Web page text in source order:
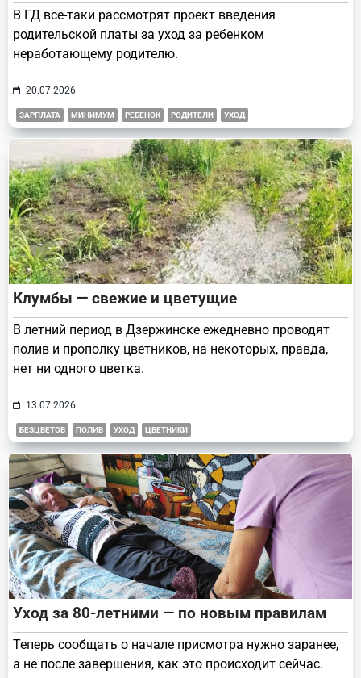
В ГД все-таки рассмотрят проект введения
родительской платы за уход за ребенком
неработающему родителю.
20.07.2026
ЗАРПЛАТА МИНИМУМ РЕБЕНОК РОДИТЕЛИ УХОД
Клумбы — свежие и цветущие
В летний период в Дзержинске ежедневно проводят
полив и прополку цветников, на некоторых, правда,
нет ни одного цветка.
13.07.2026
БЕЗЦВЕТОВ ПОЛИВ УХОД ЦВЕТНИКИ
Уход за 80-летними — по новым правилам
Теперь сообщать о начале присмотра нужно заранее,
а не после завершения, как это происходит сейчас.